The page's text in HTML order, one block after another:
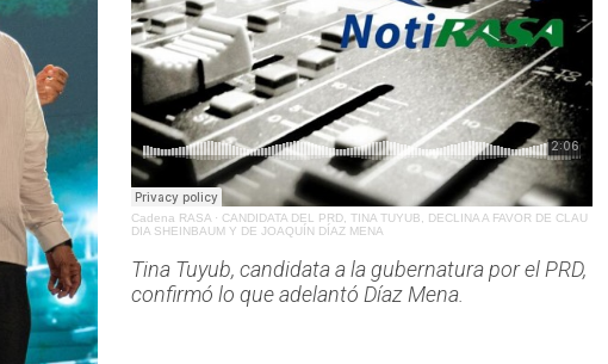
Cadena RASA· CANDIDATA DEL PRD, TINA TUYUB, DECLINA A FAVOR DE CLAU
DIA SHEINBAUM Y DE JOAQUÍN DÍAZ MENA
Tina Tuyub, candidata a la gubernatura por el PRD,
confirmó lo que adelantó Díaz Mena.